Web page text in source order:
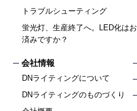
トラブルシューティング
蛍光灯、生産終了へ。LED化はお
済みですか？
会社情報
DNライティングについて
DNライティングのものづくり